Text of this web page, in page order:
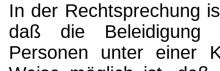
In der Rechtsprechung
daß die Beleidigung
Personen unter einer